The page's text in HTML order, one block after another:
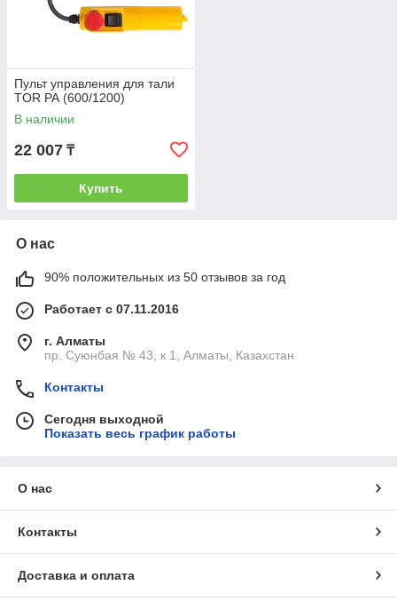
Пульт управления для тали
TOR РА (600/1200)
В наличии
22 007 ₸
Купить
О нас
90% положительных из 50 отзывов за год
Работает с 07.11.2016
г. Алматы
пр. Суюнбая № 43, к 1, Алматы, Казахстан
Контакты
Сегодня выходной
Показать весь график работы
О нас
Контакты
Доставка и оплата